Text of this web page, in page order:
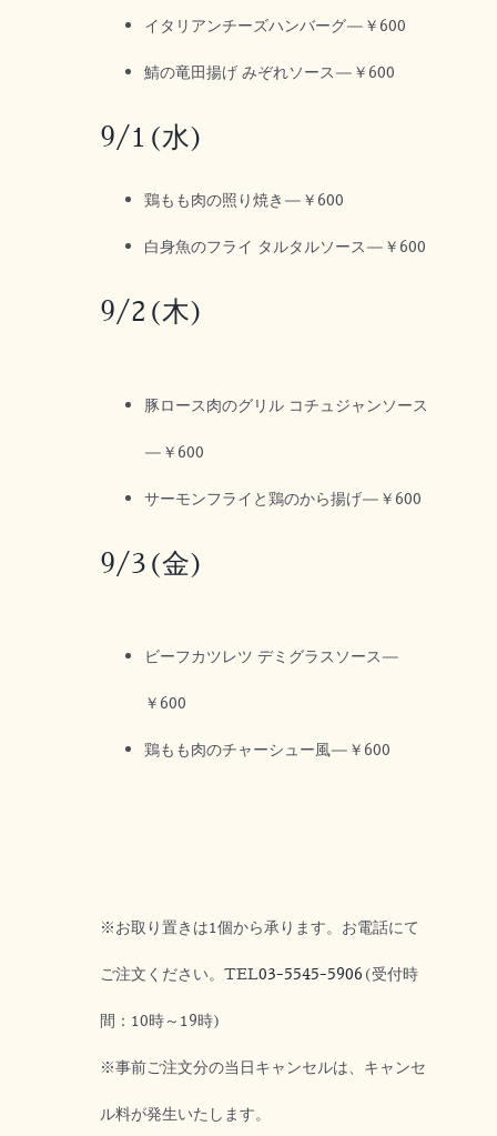
イタリアンチーズハンバーグ—￥600
鯖の竜田揚げ みぞれソース—￥600
9/1(水)
鶏もも肉の照り焼き—￥600
白身魚のフライ タルタルソース—￥600
9/2(木)
豚ロース肉のグリル コチュジャンソース
—￥600
サーモンフライと鶏のから揚げ—￥600
9/3(金)
ビーフカツレツ デミグラスソース—
￥600
鶏もも肉のチャーシュー風—￥600
※お取り置きは1個から承ります。お電話にて
ご注文ください。TEL03-5545-5906 (受付時
間：10時～19時)
※事前ご注文分の当日キャンセルは、キャンセ
ル料が発生いたします。